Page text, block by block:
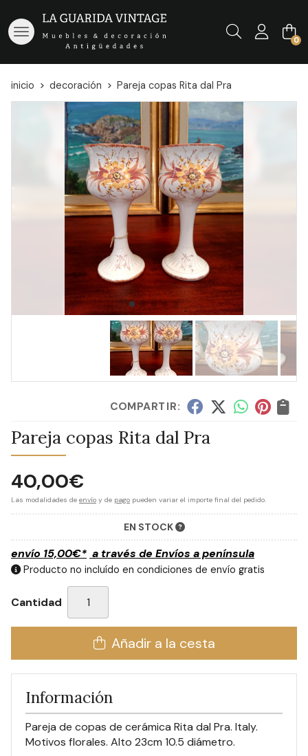
Buscar 0
inicio decoración Pareja copas Rita dal Pra
COMPARTIR:
Pareja copas Rita dal Pra
40,00€
Las modalidades de envío y de pago pueden variar el importe final del pedido.
EN STOCK
envío 15,00€* a través de Envíos a península
Producto no incluído en condiciones de envío gratis
Cantidad
Añadir a la cesta
Información
Pareja de copas de cerámica Rita dal Pra. Italy.
Motivos florales. Alto 23cm 10.5 diámetro.